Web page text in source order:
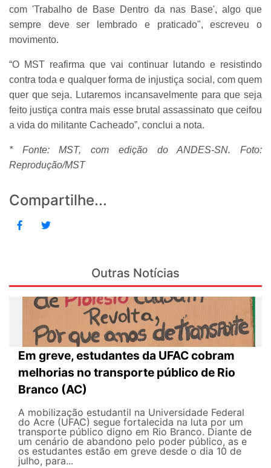
com 'Trabalho de Base Dentro da nas Base', algo que
sempre deve ser lembrado e praticado", escreveu o
movimento.
“O MST reafirma que vai continuar lutando e resistindo
contra toda e qualquer forma de injustiça social, com quem
quer que seja. Lutaremos incansavelmente para que seja
feito justiça contra mais esse brutal assassinato que ceifou
a vida do militante Cacheado”, conclui a nota.
* Fonte: MST, com edição do ANDES-SN. Foto:
Reprodução/MST
Compartilhe...
Outras Notícias
Em greve, estudantes da UFAC cobram
melhorias no transporte público de Rio
Branco (AC)
A mobilização estudantil na Universidade Federal
do Acre (UFAC) segue fortalecida na luta por um
transporte público digno em Rio Branco. Diante de
um cenário de abandono pelo poder público, as e
os estudantes estão em greve desde o dia 10 de
julho, para...